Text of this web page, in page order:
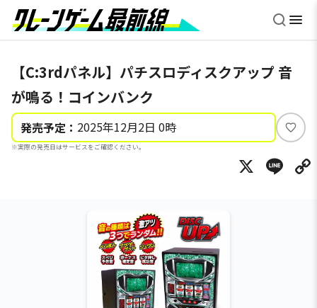
【C:3rdパネル】パチスロディスクアップ 音
が鳴る！コインバンク
発売予定： 2025年12月2日 0時
※実際の発売日はサービスをご確認ください。
い
ね
X